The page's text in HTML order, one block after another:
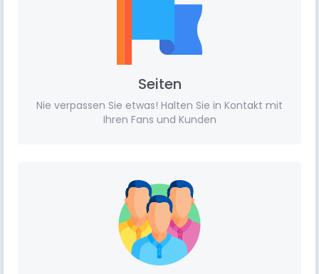
Seiten
Nie verpassen Sie etwas! Halten Sie in Kontakt mit
Ihren Fans und Kunden